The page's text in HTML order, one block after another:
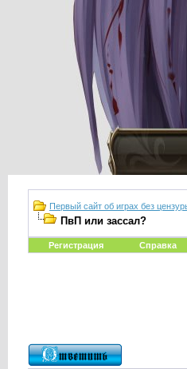
Первый сайт об играх без
ПвП или зассал?
Регистрация Справка